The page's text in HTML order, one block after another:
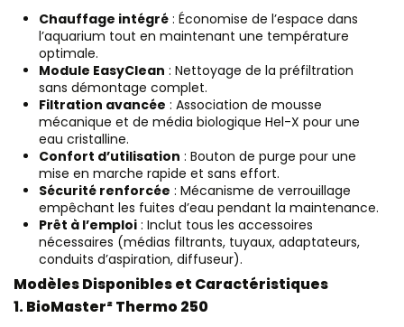
Chauffage intégré : Économise de l’espace dans
l’aquarium tout en maintenant une température
optimale.
Module EasyClean : Nettoyage de la préfiltration
sans démontage complet.
Filtration avancée : Association de mousse
mécanique et de média biologique Hel-X pour une
eau cristalline.
Confort d’utilisation : Bouton de purge pour une
mise en marche rapide et sans effort.
Sécurité renforcée : Mécanisme de verrouillage
empêchant les fuites d’eau pendant la maintenance.
Prêt à l’emploi : Inclut tous les accessoires
nécessaires (médias filtrants, tuyaux, adaptateurs,
conduits d’aspiration, diffuseur).
Modèles Disponibles et Caractéristiques
1. BioMaster² Thermo 250